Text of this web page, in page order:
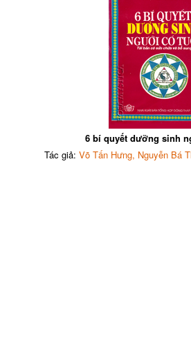
6 bí quyết dưỡng sinh
Tác giả: Võ Tấn Hưng, Nguyễn Bá